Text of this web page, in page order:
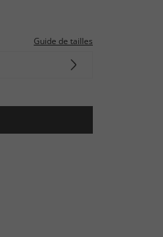
Guide de tailles